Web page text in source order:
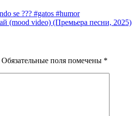
se ??? #gatos #humor
(mood video) (Премьера песни, 2025)
Обязательные поля помечены *